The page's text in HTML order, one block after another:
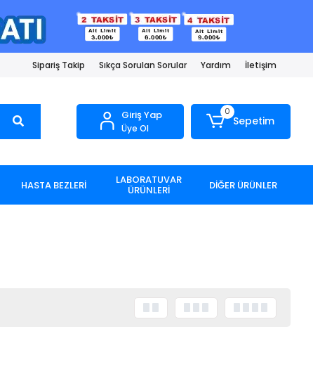
Sipariş Takip Sıkça Sorulan Sorular Yardım İletişim
Giriş Yap
Üye Ol
0
Sepetim
HASTA BEZLERİ LABORATUVAR
ÜRÜNLERİ DİĞER ÜRÜNLER